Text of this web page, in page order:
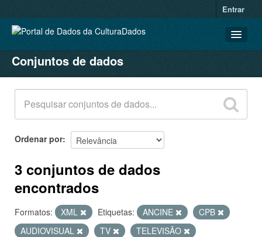
Entrar
CONJUNTOS DE DADOS
ORGANIZAÇÕES
GRUPOS
SOBRE
Conjuntos de dados
Ordenar por
3 conjuntos de dados
encontrados
Formatos: XML Etiquetas: ANCINE
CPB
AUDIOVISUAL
TV
TELEVISÃO